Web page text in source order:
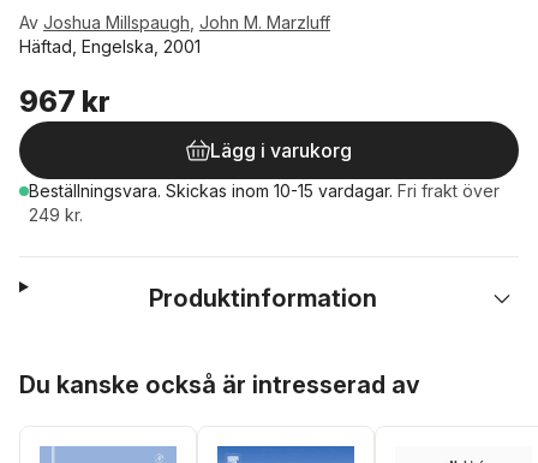
Av Joshua Millspaugh John M. Marzluff
Häftad, Engelska, 2001
967 kr
Lägg i varukorg
Beställningsvara. Skickas inom 10-15 vardagar. Fri frakt över
249 kr.
Produktinformation
Du kanske också är intresserad av